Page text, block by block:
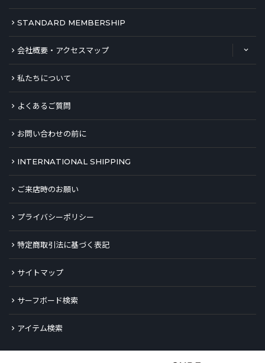
STANDARD MEMBERSHIP
会社概要・アクセスマップ
私たちについて
よくあるご質問
お問い合わせの前に
INTERNATIONAL SHIPPING
ご来店時のお願い
プライバシーポリシー
特定商取引法に基づく表記
サイトマップ
サーフボード検索
アイテム検索